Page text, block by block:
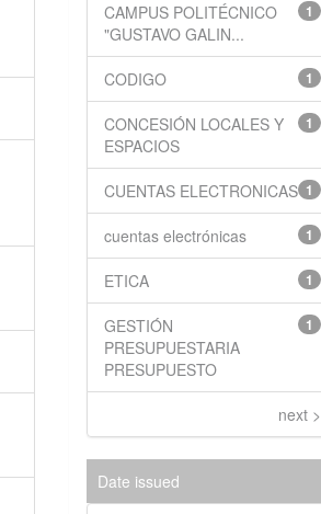
1
CAMPUS POLITÉCNICO
"GUSTAVO GALIN...
1
CODIGO
1
CONCESIÓN LOCALES Y
ESPACIOS
1
CUENTAS ELECTRONICAS
1
cuentas electrónicas
1
ETICA
1
GESTIÓN
PRESUPUESTARIA
PRESUPUESTO
next >
Date issued